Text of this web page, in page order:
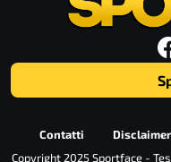
Contatti Disclaimer
Copyright 2025 Sportface -